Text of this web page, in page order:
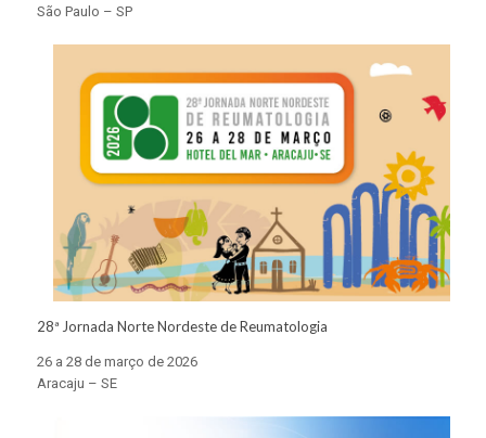
São Paulo – SP
28ª Jornada Norte Nordeste de Reumatologia
26 a 28 de março de 2026
Aracaju – SE